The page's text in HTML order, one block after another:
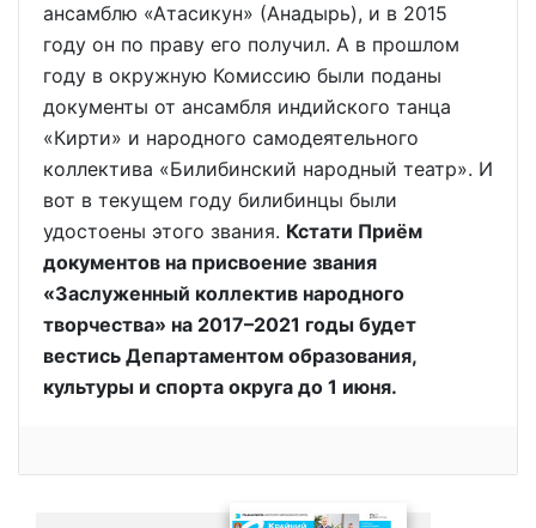
ансамблю «Атасикун» (Анадырь), и в 2015
году он по праву его получил. А в прошлом
году в окружную Комиссию были поданы
документы от ансамбля индийского танца
«Кирти» и народного самодеятельного
коллектива «Билибинский народный театр». И
вот в текущем году билибинцы были
удостоены этого звания. Кстати Приём
документов на присвоение звания
«Заслуженный коллектив народного
творчества» на 2017–2021 годы будет
вестись Департаментом образования,
культуры и спорта округа до 1 июня.